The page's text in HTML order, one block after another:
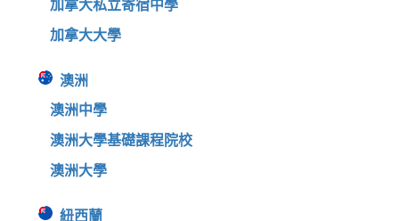
加拿大私立寄宿中學
加拿大大學
澳洲
澳洲中學
澳洲大學基礎課程院校
澳洲大學
紐西蘭